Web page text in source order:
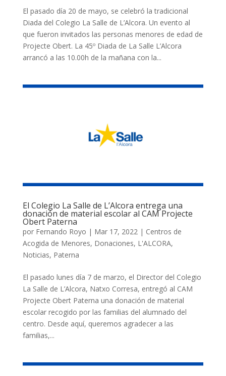
El pasado día 20 de mayo, se celebró la tradicional
Diada del Colegio La Salle de L’Alcora. Un evento al
que fueron invitados las personas menores de edad de
Projecte Obert. La 45º Diada de La Salle L’Alcora
arrancó a las 10.00h de la mañana con la...
El Colegio La Salle de L’Alcora entrega una
donación de material escolar al CAM Projecte
Obert Paterna
por Fernando Royo | Mar 17, 2022| Centros de
Acogida de Menores, Donaciones, L'ALCORA,
Noticias, Paterna
El pasado lunes día 7 de marzo, el Director del Colegio
La Salle de L’Alcora, Natxo Corresa, entregó al CAM
Projecte Obert Paterna una donación de material
escolar recogido por las familias del alumnado del
centro. Desde aquí, queremos agradecer a las
familias,...